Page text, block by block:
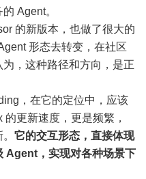
Agent。
的新版本，也做了很大的
形态去转变，在社区
为，这种路径和方向，是正
，在它的定位中，应该
更新速度，更是频繁，
它的交互形态，直接体现
Agent，实现对各种场景下